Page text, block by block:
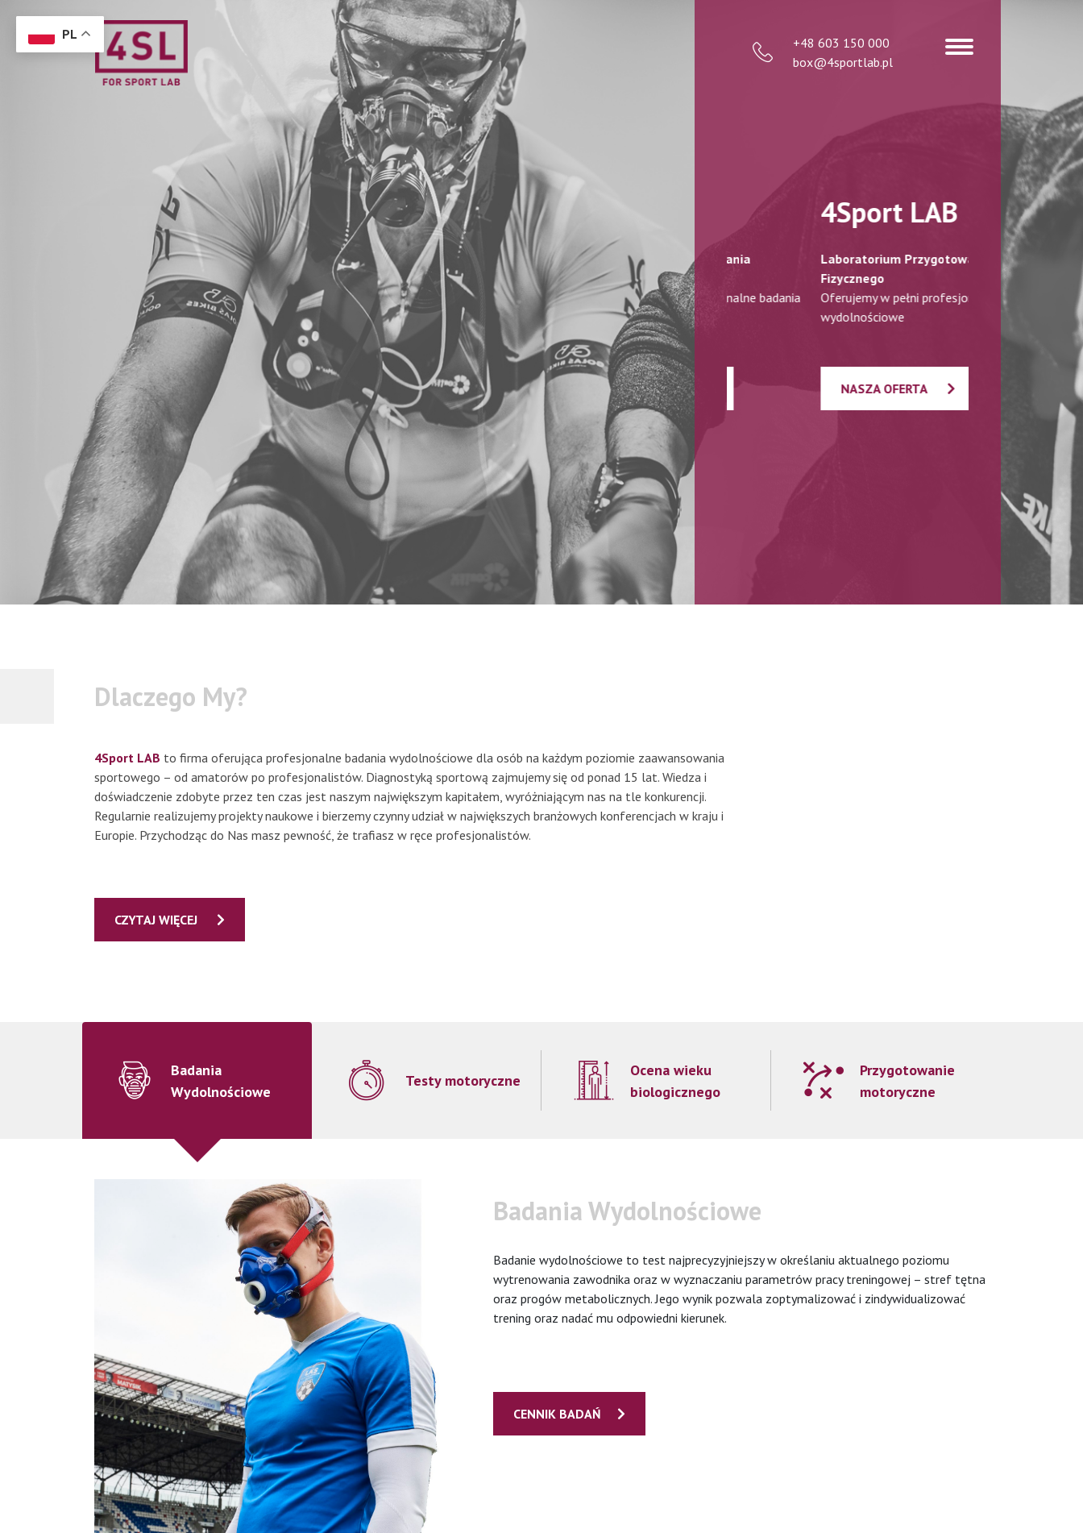
+48 603 150 000
box@4sportlab.pl
4Sport LAB
Laboratorium Przygotowania
Fizycznego
Oferujemy w pełni profesjonalne badania
wydolnościowe
NASZA OFERTA
4Sport LAB
Laboratorium Przygotowania
Fizycznego
Oferujemy w pełni profesjonalne badania
wydolnościowe
NASZA OFERTA
4Sport LAB
Laboratorium Przygotowania
Oferujemy w pełni profesjonalne badania
NASZA OFERTA
4Sport
Laboratorium
Fizycznego
Oferujemy w
NASZA
Dlaczego My?
4Sport LAB to firma oferująca profesjonalne badania wydolnościowe dla osób na każdym poziomie zaawansowania
sportowego – od amatorów po profesjonalistów. Diagnostyką sportową zajmujemy się od ponad 15 lat. Wiedza i
doświadczenie zdobyte przez ten czas jest naszym największym kapitałem, wyróżniającym nas na tle konkurencji.
Regularnie realizujemy projekty naukowe i bierzemy czynny udział w największych branżowych konferencjach w kraju i
Europie. Przychodząc do Nas masz pewność, że trafiasz w ręce profesjonalistów.
CZYTAJ WIĘCEJ
Badania
Wydolnościowe
Testy motoryczne
Ocena wieku
biologicznego
Przygotowanie
motoryczne
Badania Wydolnościowe
Badanie wydolnościowe to test najprecyzyjniejszy w określaniu aktualnego poziomu
wytrenowania zawodnika oraz w wyznaczaniu parametrów pracy treningowej – stref tętna
oraz progów metabolicznych. Jego wynik pozwala zoptymalizować i zindywidualizować
trening oraz nadać mu odpowiedni kierunek.
CENNIK BADAŃ
PL